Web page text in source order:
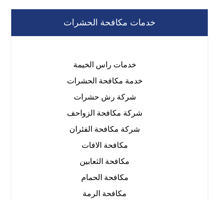
خدمات مكافحة الحشرات
خدمات راس الخيمة
خدمة مكافحة الحشرات
شركة رش حشرات
شركة مكافحة الزواحف
شركة مكافحة الفئران
مكافحة الافات
مكافحة الثعابين
مكافحة الحمام
مكافحة الرمة